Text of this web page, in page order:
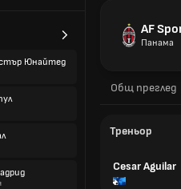
Юнайтед
AF
Панама
Общ преглед
Треньор
Cesar Aguilar